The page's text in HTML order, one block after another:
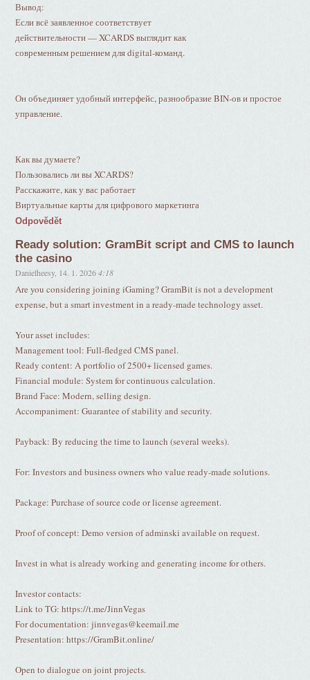
Вывод:
Если всё заявленное соответствует
действительности — XCARDS выглядит как
современным решением для digital-команд.
Он объединяет удобный интерфейс, разнообразие BIN-ов и простое
управление.
Как вы думаете?
Пользовались ли вы XCARDS?
Расскажите, как у вас работает
Виртуальные карты для цифрового маркетинга
Odpovědět
Ready solution: GramBit script and CMS to launch
the casino
Danielheesy, 14. 1. 2026 4:18
Are you considering joining iGaming? GramBit is not a development
expense, but a smart investment in a ready-made technology asset.
Your asset includes:
Management tool: Full-fledged CMS panel.
Ready content: A portfolio of 2500+ licensed games.
Financial module: System for continuous calculation.
Brand Face: Modern, selling design.
Accompaniment: Guarantee of stability and security.
Payback: By reducing the time to launch (several weeks).
For: Investors and business owners who value ready-made solutions.
Package: Purchase of source code or license agreement.
Proof of concept: Demo version of adminski available on request.
Invest in what is already working and generating income for others.
Investor contacts:
Link to TG: https://t.me/JinnVegas
For documentation: jinnvegas@keemail.me
Presentation: https://GramBit.online/
Open to dialogue on joint projects.